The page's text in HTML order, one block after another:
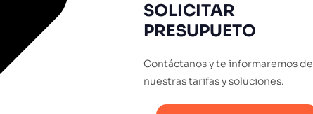
SOLICITAR
PRESUPUETO
Contáctanos y te informaremos de
nuestras tarifas y soluciones.